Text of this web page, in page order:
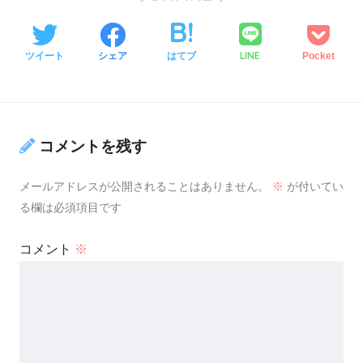
ツイート シェア はてブ LINE Pocket
コメントを残す
メールアドレスが公開されることはありません。 ※ が付いてい
る欄は必須項目です
コメント ※